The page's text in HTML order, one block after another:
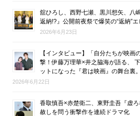
舘ひろし、西野七瀬、黒川想矢、八
返納!?』公開前夜祭で爆笑の“返納”
2026年6月23日
【インタビュー】「自分たちが映画
撃！伊藤万理華×井之脇海が語る、
ットになった『君は映画』の舞台裏。
2026年6月22日
香取慎吾×赤楚衛二、東野圭吾『虚
赦しを問う衝撃作を連続ドラマ化